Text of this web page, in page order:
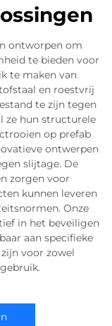
ontworpen om
te bieden voor
te maken van
en roestvrij
te zijn tegen
ze hun structurele
op prefab
ontwerpen
slijtage. De
zorgen voor
kunnen leveren
Onze
in het beveiligen
aan specifieke
voor zowel